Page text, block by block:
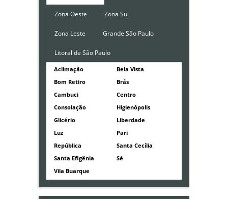
Zona Oeste Zona Sul
Zona Leste Grande São Paulo
Litoral de São Paulo
Aclimação
Bela Vista
Bom Retiro
Brás
Cambuci
Centro
Consolação
Higienópolis
Glicério
Liberdade
Luz
Pari
República
Santa Cecília
Santa Efigênia
Sé
Vila Buarque